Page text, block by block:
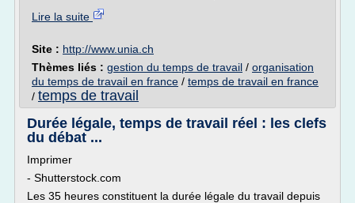
Lire la suite
Site : http://www.unia.ch
Thèmes liés : gestion du temps de travail / organisation
du temps de travail en france / temps de travail en france
/ temps de travail
Durée légale, temps de travail réel : les clefs
du débat ...
Imprimer
- Shutterstock.com
Les 35 heures constituent la durée légale du travail depuis